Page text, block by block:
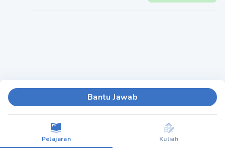
Bantu Jawab
Pelajaran Kuliah